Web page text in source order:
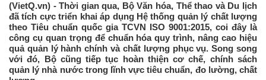
(VietQ.vn) - Thời gian qua, Bộ Văn hóa, Thể thao và Du lịch
đã tích cực triển khai áp dụng Hệ thống quản lý chất lượng
theo Tiêu chuẩn quốc gia TCVN ISO 9001:2015, coi đây là
công cụ quan trọng để chuẩn hóa quy trình, nâng cao hiệu
quả quản lý hành chính và chất lượng phục vụ. Song song
với đó, Bộ cũng tiếp tục hoàn thiện cơ chế, chính sách
quản lý nhà nước trong lĩnh vực tiêu chuẩn, đo lường, chất